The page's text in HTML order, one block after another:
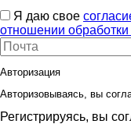
Я даю свое
отношении
Авторизация
Авторизовываясь, вы
Регистрируясь, вы